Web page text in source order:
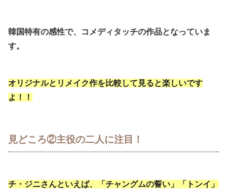
韓国特有の感性で、コメディタッチの作品となっていま
す。
オリジナルとリメイク作を比較して見ると楽しいです
よ！！
見どころ②主役の二人に注目！
チ・ジニさんといえば、「チャングムの誓い」「トンイ」